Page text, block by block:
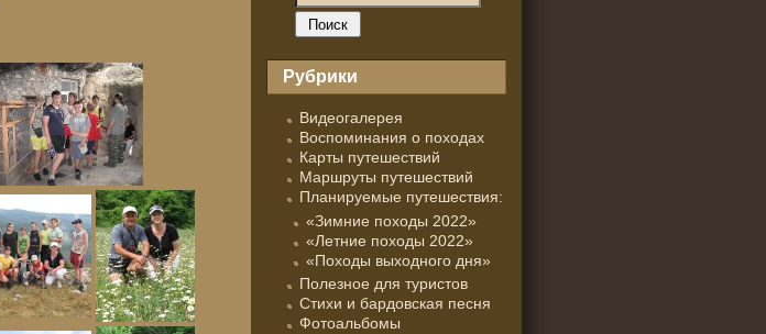
Рубрики
Видеогалерея
Воспоминания о походах
Карты путешествий
Маршруты путешествий
Планируемые путешествия:
«Зимние походы 2022»
«Летние походы 2022»
«Походы выходного дня»
Полезное для туристов
Стихи и бардовская песня
Фотоальбомы